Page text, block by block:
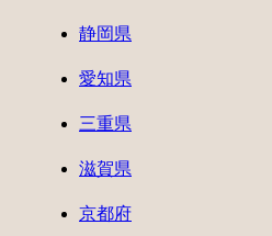
静岡県
愛知県
三重県
滋賀県
京都府